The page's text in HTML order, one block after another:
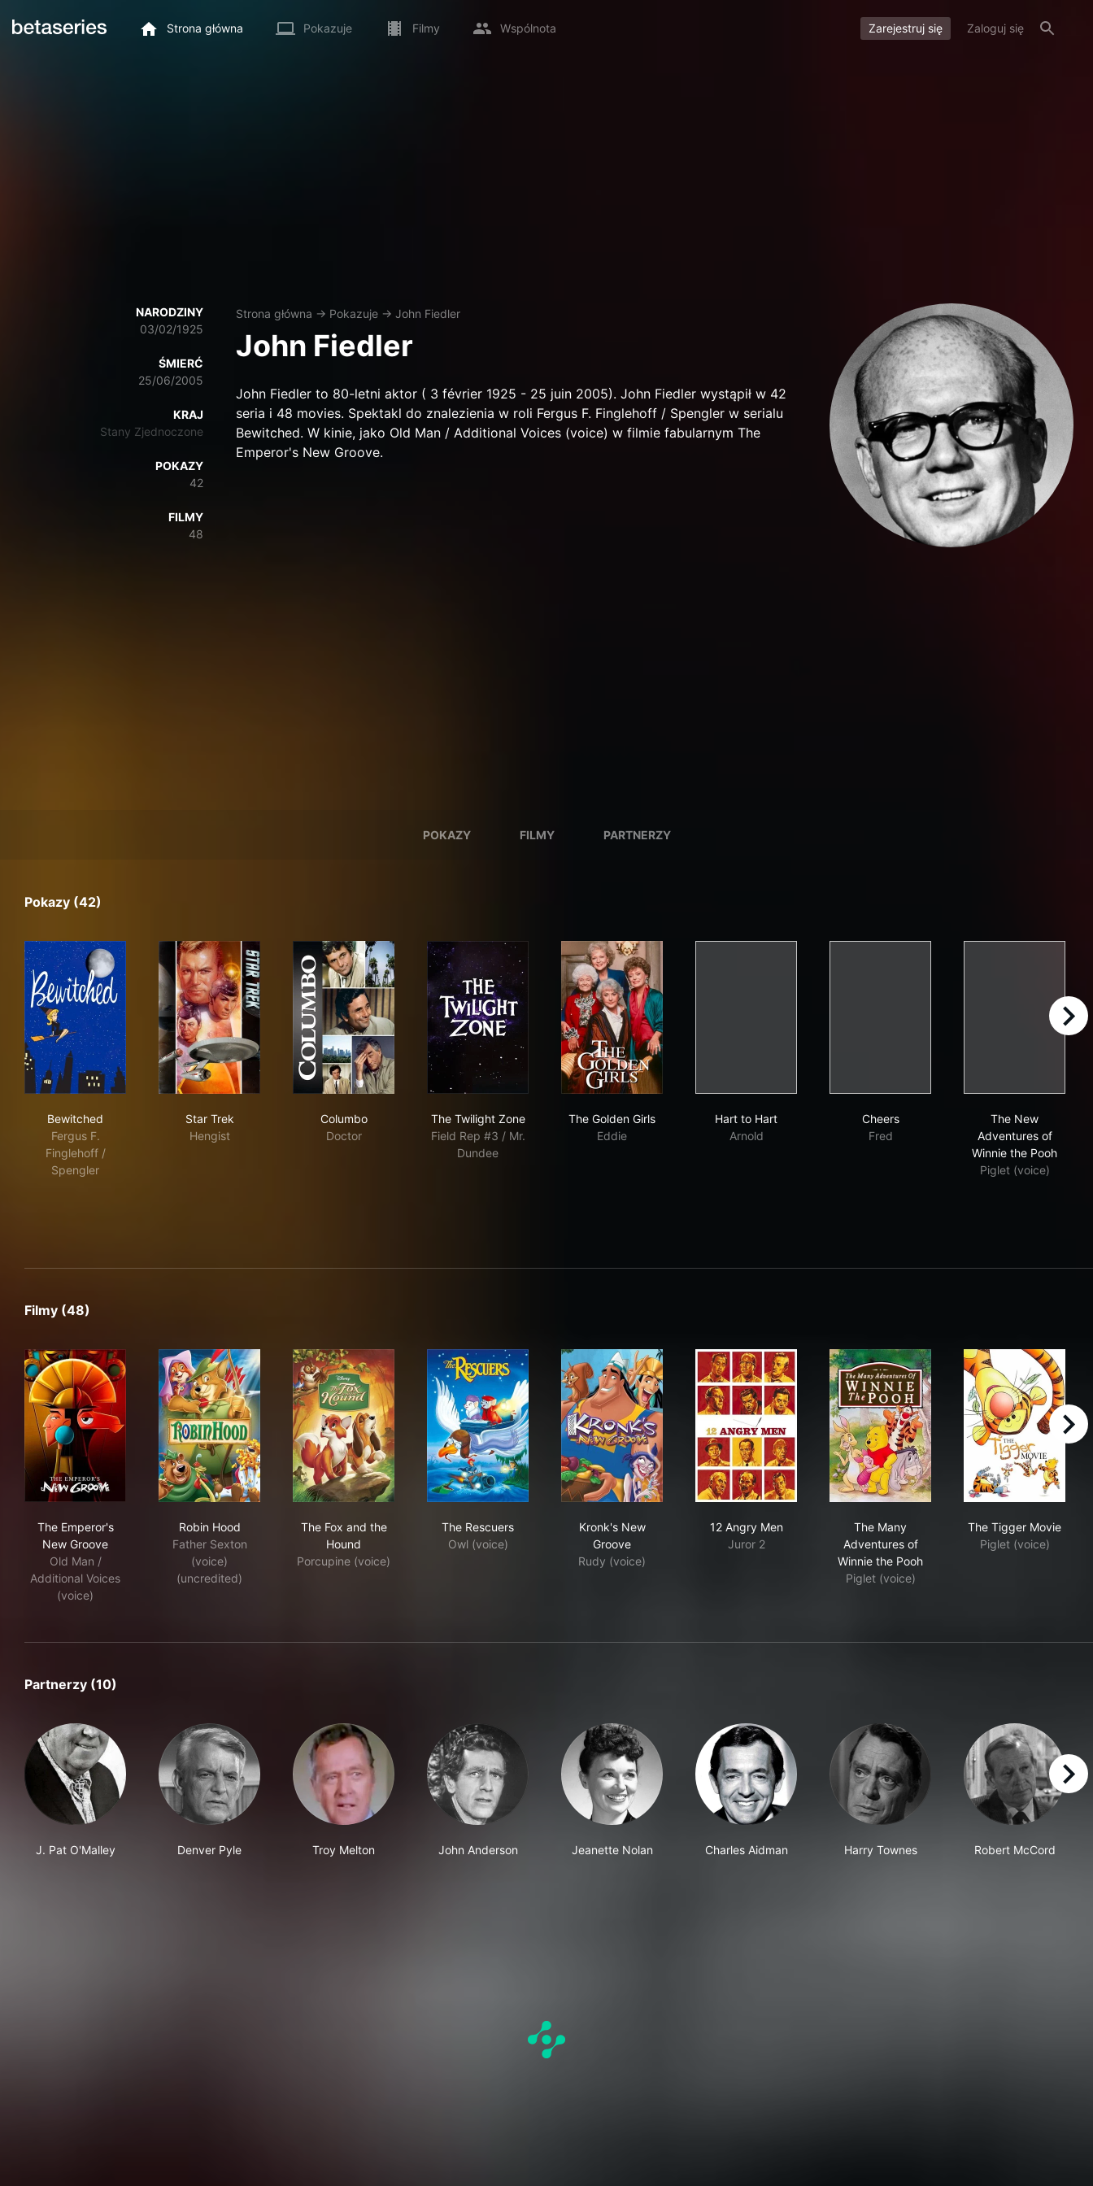
Strona główna Pokazuje Filmy Wspólnota Zarejestruj się Zaloguj się
NARODZINY
03/02/1925
ŚMIERĆ
25/06/2005
KRAJ
Stany Zjednoczone
POKAZY
42
FILMY
48
Strona główna → Pokazuje → John Fiedler
John Fiedler
John Fiedler to 80-letni aktor ( 3 février 1925 - 25 juin 2005). John Fiedler wystąpił w 42
seria i 48 movies. Spektakl do znalezienia w roli Fergus F. Finglehoff / Spengler w serialu
Bewitched. W kinie, jako Old Man / Additional Voices (voice) w filmie fabularnym The
Emperor's New Groove.
POKAZY FILMY PARTNERZY
Pokazy (42)
Bewitched
Fergus F.
Finglehoff /
Spengler
Star Trek
Hengist
Columbo
Doctor
The Twilight Zone
Field Rep #3 / Mr.
Dundee
The Golden Girls
Eddie
Hart to Hart
Arnold
Cheers
Fred
The New
Adventures of
Winnie the Pooh
Piglet (voice)
right
Filmy (48)
The Emperor's
New Groove
Old Man /
Additional Voices
(voice)
Robin Hood
Father Sexton
(voice)
(uncredited)
The Fox and the
Hound
Porcupine (voice)
The Rescuers
Owl (voice)
Kronk's New
Groove
Rudy (voice)
12 Angry Men
Juror 2
The Many
Adventures of
Winnie the Pooh
Piglet (voice)
The Tigger Movie
Piglet (voice)
right
Partnerzy (10)
J. Pat O'Malley Denver Pyle Troy Melton John Anderson Jeanette Nolan Charles Aidman Harry Townes Robert McCord
right